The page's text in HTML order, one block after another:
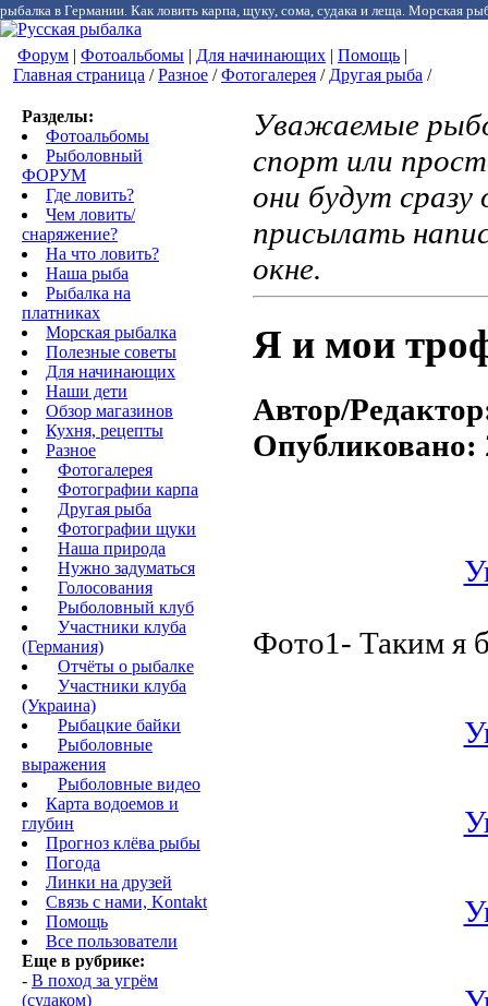
рыбалка в Германии. Как ловить карпа, щуку, сома, судака и леща. Морская
Форум | Фотоальбомы | Для начинающих | Помощь |
Главная страница /Разное /Фотогалерея / Другая рыба /
Разделы:
Фотоальбомы
Рыболовный
ФОРУМ
Где ловить?
Чем ловить/
снаряжение?
На что ловить?
Наша рыба
Рыбалка на
платниках
Морская рыбалка
Полезные советы
Для начинающих
Наши дети
Обзор магазинов
Кухня, рецепты
Разное
Фотогалерея
Фотографии карпа
Другая рыба
Фотографии щуки
Наша природа
Нужно задуматься
Голосования
Рыболовный клуб
Участники клуба
(Германия)
Отчёты о рыбалке
Участники клуба
(Украина)
Рыбацкие байки
Рыболовные
выражения
Рыболовные видео
Карта водоемов и
глубин
Прогноз клёва рыбы
Погода
Линки на друзей
Связь с нами, Kontakt
Помощь
Все пользователи
Еще в рубрике:
- В поход за угрём
(судаком)
Уважаемые
спорт или
они будут сразу
присылать
окне.
Я и мои
Автор/
Опубликовано:
Фото1- Таким я